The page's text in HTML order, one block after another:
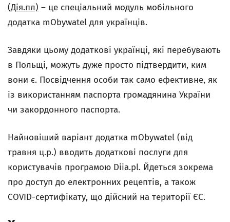
(Дія.пл) – це спеціальний модуль мобільного
додатка mObywatel для українців.
Завдяки цьому додаткові українці, які перебувають
в Польщі, можуть дуже просто підтвердити, ким
вони є. Посвідчення особи так само ефективне, як
із використанням паспорта громадянина України
чи закордонного паспорта.
Найновіший варіант додатка mObywatel (від
травня ц.р.) вводить додаткові послуги для
користувачів програмою Diia.pl. Йдеться зокрема
про доступ до електронних рецептів, а також
COVID-сертифікату, що дійсний на території ЄС.